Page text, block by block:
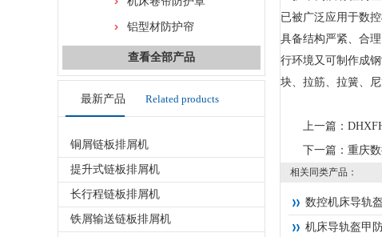
铝型材防护帘
查看全部产品
最新产品 Related products
铜屑链板排屑机
提升式链板排屑机
长行程链板排屑机
铁屑输送链板排屑机
已被广泛应用于数
具备结构严紧、合
行环境又可制作成
块、拉筋、拉簧、尼
上一篇：
下一篇： 重庆
相关同类产品：
数控机床导轨
机床导轨盔甲